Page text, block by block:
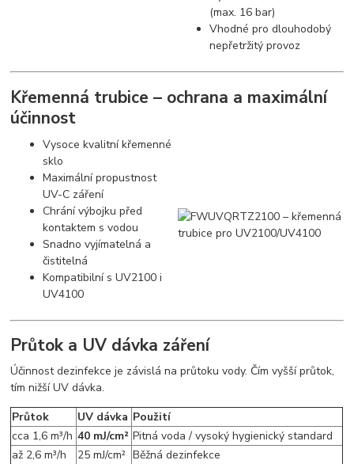
(max. 16 bar)
Vhodné pro dlouhodobý
nepřetržitý provoz
Křemenná trubice – ochrana a maximální
účinnost
Vysoce kvalitní křemenné
sklo
Maximální propustnost
UV-C záření
Chrání výbojku před
kontaktem s vodou
Snadno vyjímatelná a
čistitelná
Kompatibilní s UV2100 i
UV4100
Průtok a UV dávka záření
Účinnost dezinfekce je závislá na průtoku vody. Čím vyšší průtok,
tím nižší UV dávka.
Průtok
UV dávka Použití
cca 1,6 m³/h 40 mJ/cm² Pitná voda / vysoký hygienický standard
až 2,6 m³/h
25 mJ/cm² Běžná dezinfekce